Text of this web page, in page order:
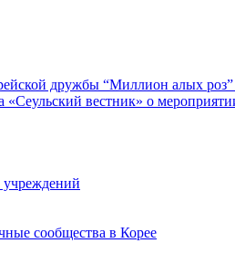
дружбы “Миллион алых
«Сеульский вестник» о
учреждений
сообщества в Корее